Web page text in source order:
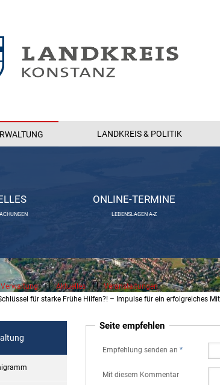
LANDKREIS & POLITIK
ONLINE-TERMINE
LEBENSLAGEN A-Z
Verwaltung Aktuelles
Veranstaltungen
für starke Frühe Hilfen?! – Impulse für ein erfolgreiches
Seite empfehlen
Empfehlung senden an *
Mit diesem Kommentar